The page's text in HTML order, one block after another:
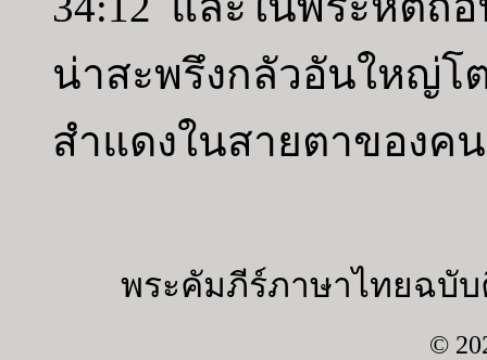
น่าสะพรึงกลัวอันให
สำแดงในสายตาของค
พระคัมภีร์ภาษาไทยฉบับ
©